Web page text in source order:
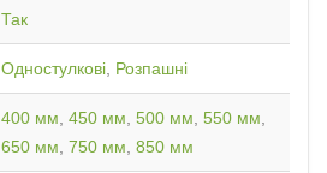
Так
Одностулкові, Розпашні
400 мм, 450 мм, 500 мм, 550 мм,
650 мм, 750 мм, 850 мм